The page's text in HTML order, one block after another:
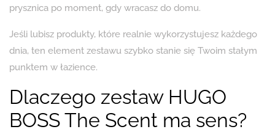
prysznica po moment, gdy wracasz do domu.
Jeśli lubisz produkty, które realnie wykorzystujesz każdego
dnia, ten element zestawu szybko stanie się Twoim stałym
punktem w łazience.
Dlaczego zestaw HUGO
BOSS The Scent ma sens?